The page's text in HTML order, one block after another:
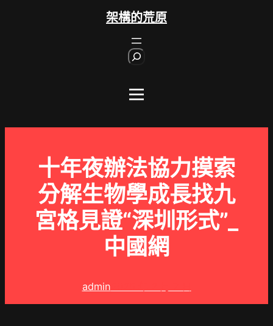
架構的荒原
十年夜辦法協力摸索
分解生物學成長找九
宮格見證“深圳形式”_
中國網
admin